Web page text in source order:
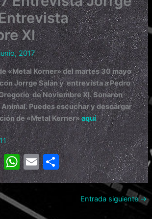
XI
2017
«Metal Korner» del martes 30 mayo
Jorrge Salán y entrevista a Pedro
de Noviembre XI. Sonaron
Puedes escuchar y descargar
de «Metal Korner»aquí
X W
h
s
E
m
C
o
Entrada siguiente →